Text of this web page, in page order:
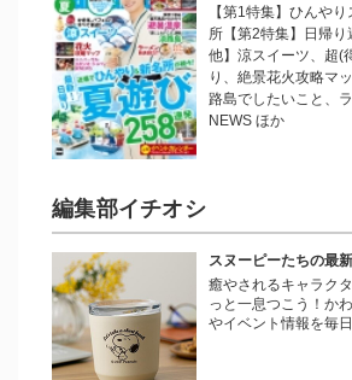
【第1特集】ひんや
所【第2特集】日帰
他】涼スイーツ、超(
り、絶景花火攻略マ
路島でしたいこと、
NEWS ほか
編集部イチオシ
スヌーピーたちの最
癒やされるキャラク
っと一息つこう！か
やイベント情報を毎